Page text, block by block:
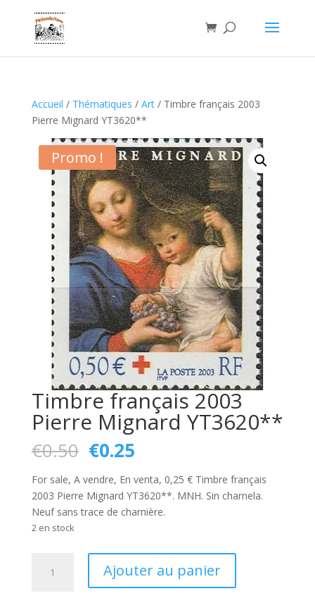
Accueil / Thématiques / Art/ Timbre français 2003
Pierre Mignard YT3620**
Promo !
Timbre français 2003
Pierre Mignard YT3620**
€0.50 Le
prix
initial
était :
€0.50.
€0.25Le
actuel
est :
€0.25.
For sale, A vendre, En venta, 0,25 € Timbre français
2003 Pierre Mignard YT3620**. MNH. Sin charnela.
Neuf sans trace de charnière.
2 en stock
Ajouter au panier